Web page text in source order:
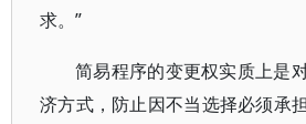
求。”
简易程序的变更权实质上是
济方式，防止因不当选择必须承